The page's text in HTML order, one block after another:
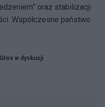
oraz stabilizacji
Współczesne państwo
Głos w dyskusji